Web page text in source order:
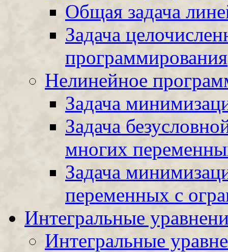
Общая задача
Задача
программирования
Нелинейное
Задача
Задача
многих
Задача
переменных с
Интегральные
Интегральные